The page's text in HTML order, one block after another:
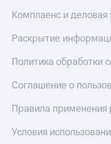
Комплаенс и деловая
Раскрытие
Политика обработки
Соглашение о
Правила применения
Условия